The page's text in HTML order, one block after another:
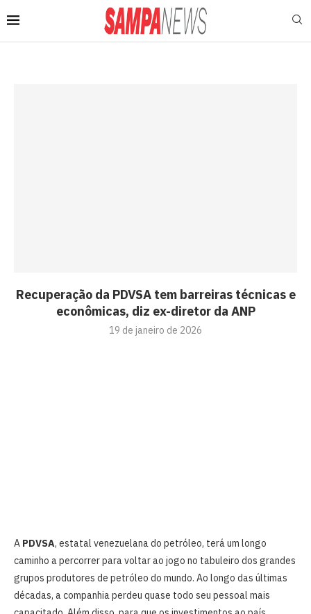
Recuperação da PDVSA tem barreiras técnicas e
econômicas, diz ex-diretor da ANP
19 de janeiro de 2026
A PDVSA, estatal venezuelana do petróleo, terá um longo
caminho a percorrer para voltar ao jogo no tabuleiro dos grandes
grupos produtores de petróleo do mundo. Ao longo das últimas
décadas, a companhia perdeu quase todo seu pessoal mais